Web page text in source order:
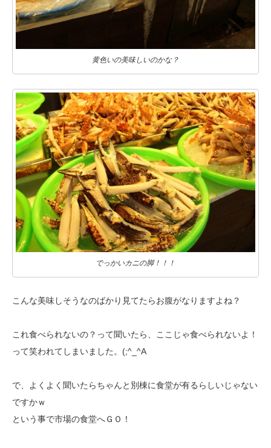
黄色いの美味しいのかな？
でっかいカニの脚！！！
こんな美味しそうなのばかり見てたらお腹がなりますよね？
これ食べられないの？って聞いたら、ここじゃ食べられないよ！
って笑われて しまいました。(;^_^A
で、よくよく聞いたらちゃんと別棟に食堂が有るらしいじゃない
ですかｗ
という事で市場の食堂へＧＯ！